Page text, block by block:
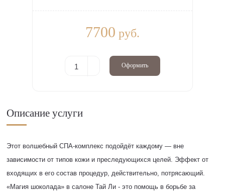
7700 руб.
Оформить
Описание услуги
Этот волшебный СПА-комплекс подойдёт каждому — вне
зависимости от типов кожи и преследующихся целей. Эффект от
входящих в его состав процедур, действительно, потрясающий.
«Магия шоколада» в салоне Тай Ли - это помощь в борьбе за